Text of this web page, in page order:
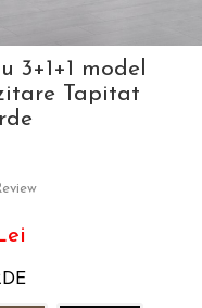
3+1+1 model
Tapitat